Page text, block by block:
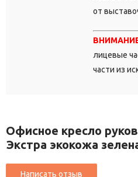
от
лицевые
части из
Офисное кресло
Экстра экокожа